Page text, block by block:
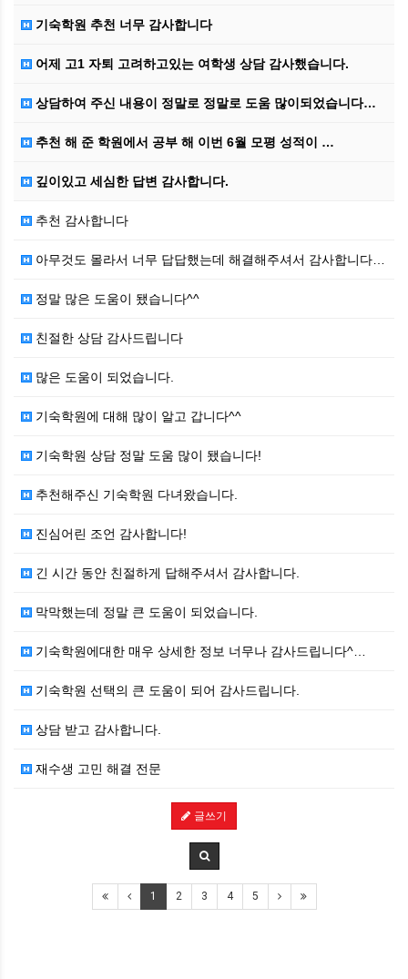
기숙학원 추천 너무 감사합니다
어제 고1 자퇴 고려하고있는 여학생 상담 감사했습니다.
상담하여 주신 내용이 정말로 정말로 도움 많이되었습니다…
추천 해 준 학원에서 공부 해 이번 6월 모평 성적이 …
깊이있고 세심한 답변 감사합니다.
추천 감사합니다
아무것도 몰라서 너무 답답했는데 해결해주셔서 감사합니다…
정말 많은 도움이 됐습니다^^
친절한 상담 감사드립니다
많은 도움이 되었습니다.
기숙학원에 대해 많이 알고 갑니다^^
기숙학원 상담 정말 도움 많이 됐습니다!
추천해주신 기숙학원 다녀왔습니다.
진심어린 조언 감사합니다!
긴 시간 동안 친절하게 답해주셔서 감사합니다.
막막했는데 정말 큰 도움이 되었습니다.
기숙학원에대한 매우 상세한 정보 너무나 감사드립니다^…
기숙학원 선택의 큰 도움이 되어 감사드립니다.
상담 받고 감사합니다.
재수생 고민 해결 전문
글쓰기
1 2 3 4 5